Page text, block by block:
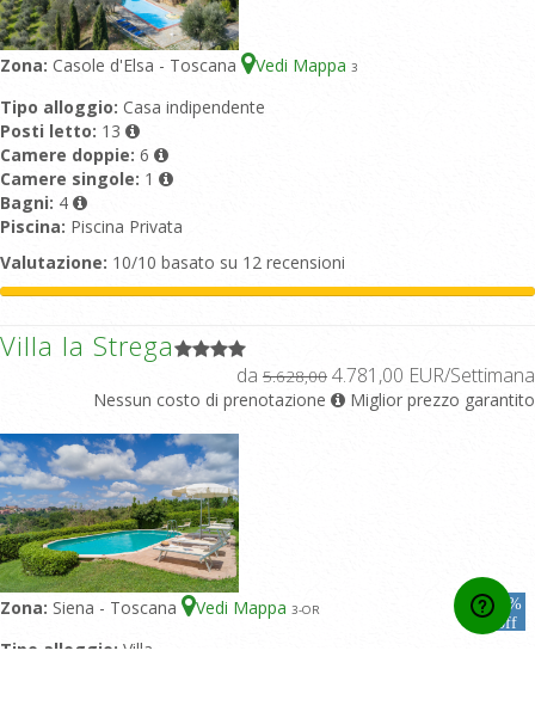
Zona: Casole d'Elsa - Toscana Vedi Mappa 3
Tipo alloggio: Casa indipendente
Posti letto: 13
Camere doppie: 6
Camere singole: 1
Bagni: 4
Piscina: Piscina Privata
Valutazione: 10/10 basato su 12 recensioni
Villa la Strega
da 5.628,00 4.781,00 EUR/Settimana
Nessun costo di prenotazione Miglior prezzo garantito
Zona: Siena - Toscana Vedi Mappa 3-OR
15%
off
Tipo alloggio: Villa